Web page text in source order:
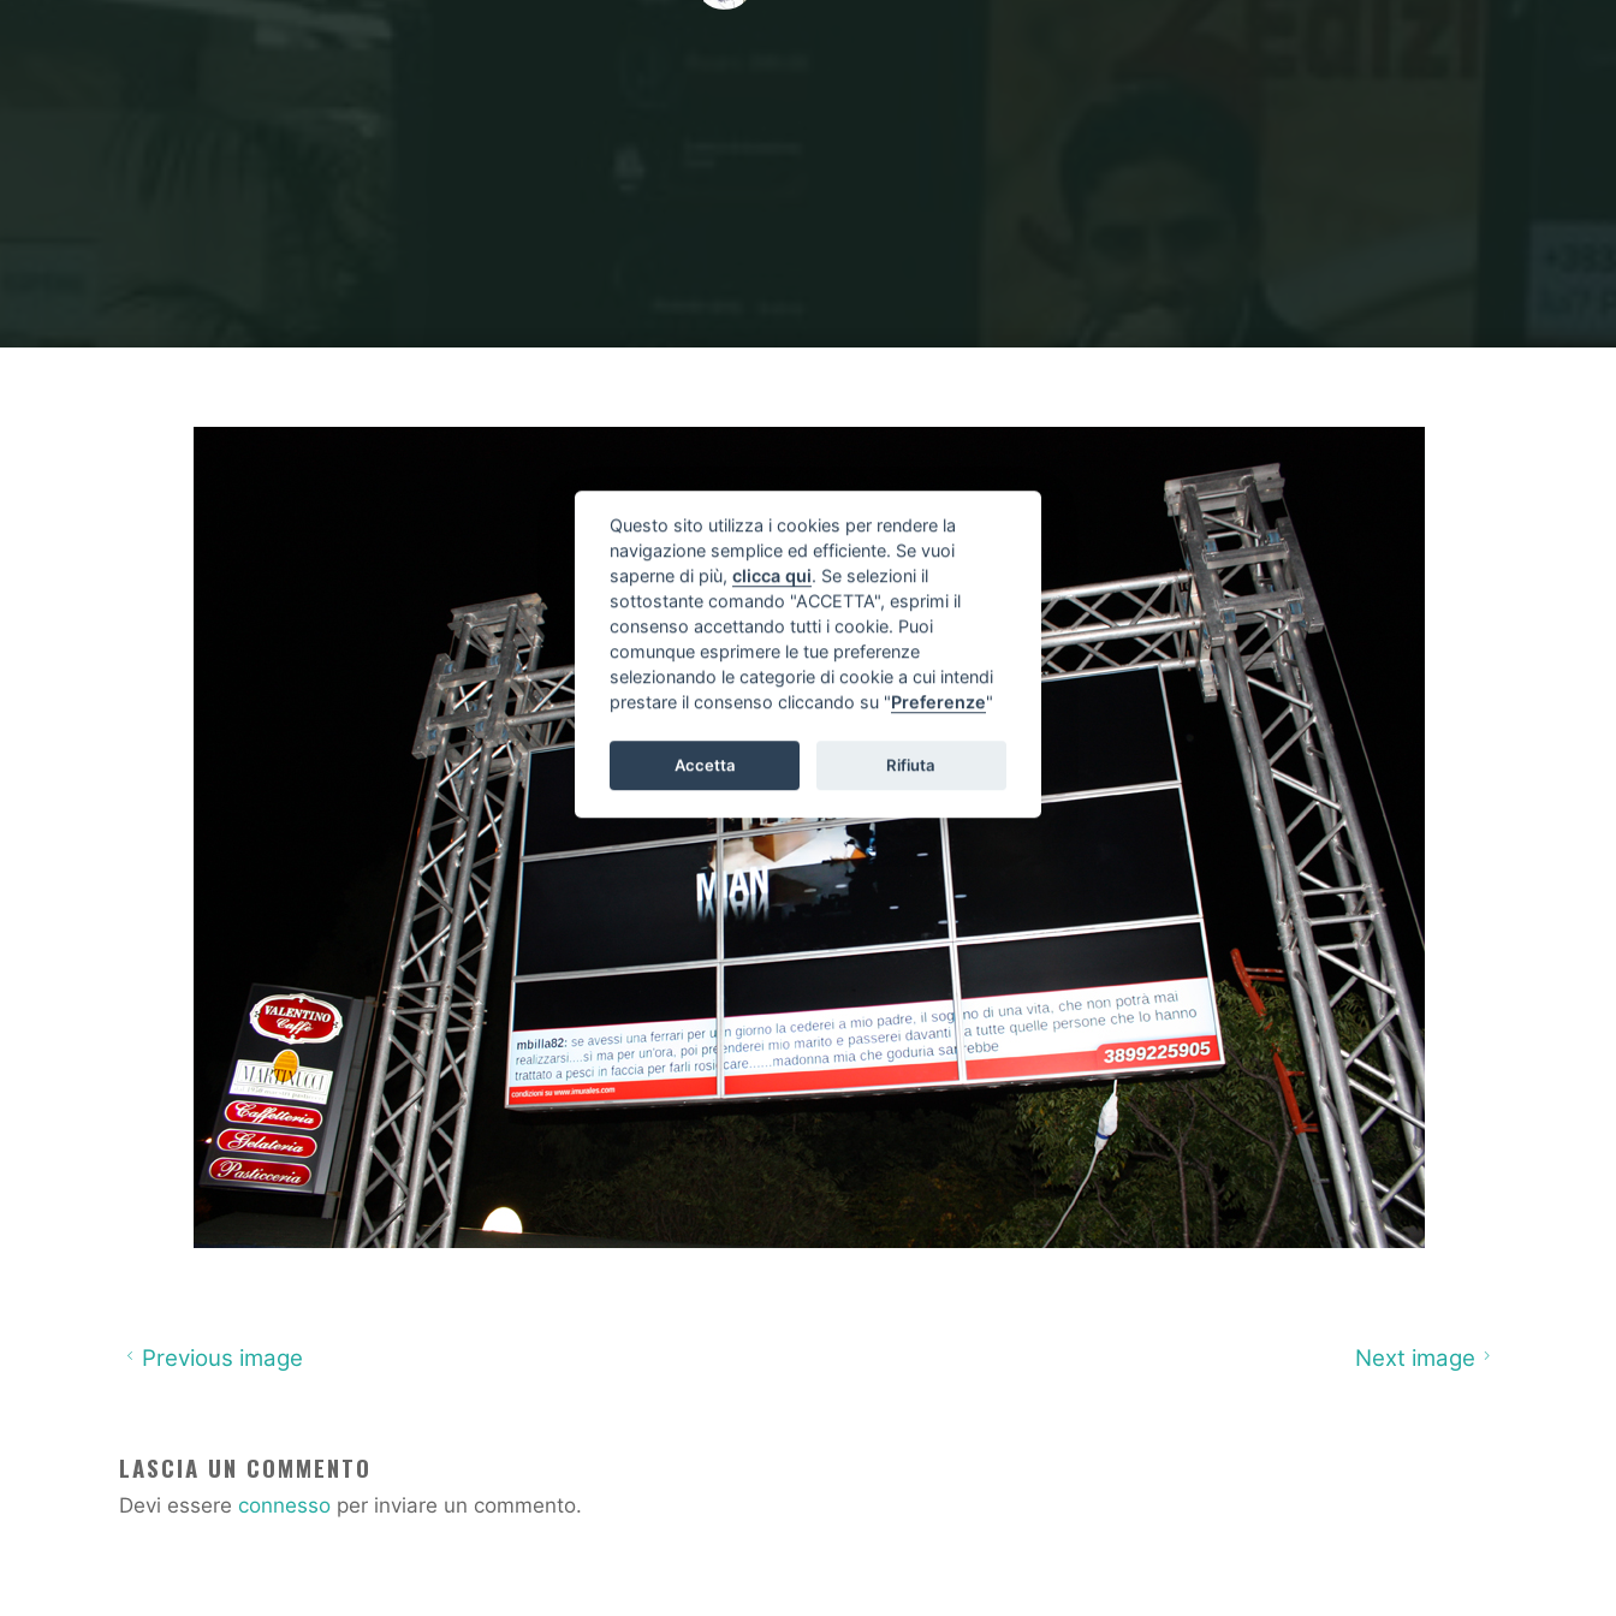
Previous image Next image
LASCIA UN COMMENTO
Devi essere connessoper inviare un commento.
Questo sito utilizza i cookies per rendere la
navigazione semplice ed efficiente. Se vuoi
saperne di più,clicca qui. Se selezioni il
sottostante comando "ACCETTA", esprimi il
consenso accettando tutti i cookie. Puoi
comunque esprimere le tue preferenze
selezionando le categorie di cookie a cui intendi
prestare il consenso cliccando su "Preferenze"
Accetta Rifiuta